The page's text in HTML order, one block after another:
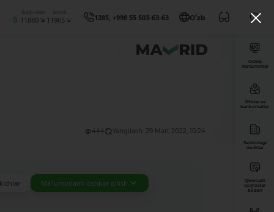
Sotib olish
11880
Sotish
11965 1285, +998 55 503-63-63 Oʻzb
444 Yangilash: 29 Mart 2022, 10:24
Ma'lumotlarni oshkor qilish
Ochiq
ma’lumotlar
Ofislar va
bankomatlar
Savdodagi
mulklar
Qimmatli
qog'ozlar
bozori